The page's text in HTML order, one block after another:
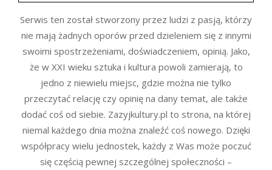
Serwis ten został stworzony przez ludzi z pasją, którzy
nie mają żadnych oporów przed dzieleniem się z innymi
swoimi spostrzeżeniami, doświadczeniem, opinią. Jako,
że w XXI wieku sztuka i kultura powoli zamierają, to
jedno z niewielu miejsc, gdzie można nie tylko
przeczytać relację czy opinię na dany temat, ale także
dodać coś od siebie. Zazyjkultury.pl to strona, na której
niemal każdego dnia można znaleźć coś nowego. Dzięki
współpracy wielu jednostek, każdy z Was może poczuć
się częścią pewnej szczególnej społeczności –